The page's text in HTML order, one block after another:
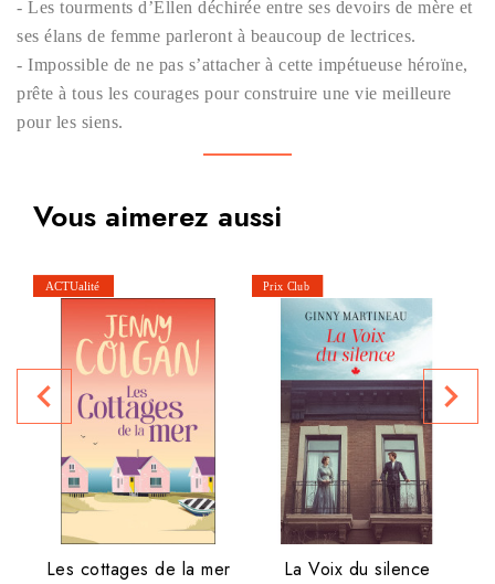
- Les tourments d’Ellen déchirée entre ses devoirs de mère et
ses élans de femme parleront à beaucoup de lectrices.
- Impossible de ne pas s’attacher à cette impétueuse héroïne,
prête à tous les courages pour construire une vie meilleure
pour les siens.
Vous aimerez aussi
Les cottages de la mer
La Voix du silence
navigate_before navigate_next